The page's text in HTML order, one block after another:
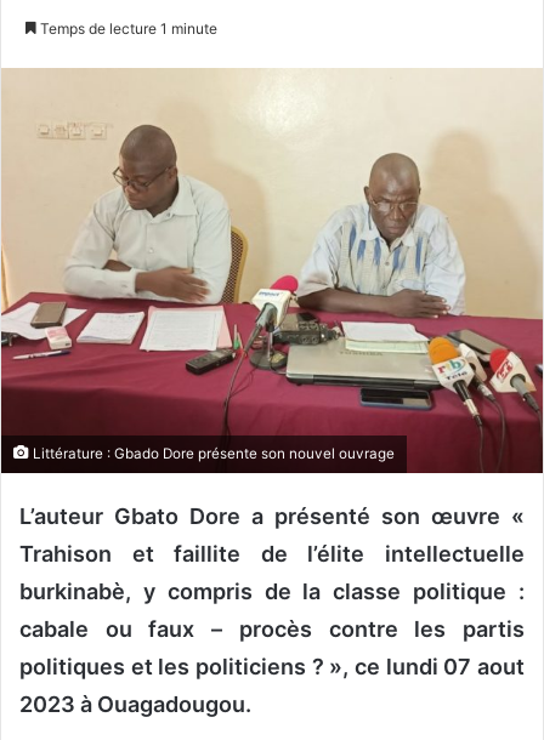
c
o
u
r
r
i
l
Temps de lecture 1 minute
Littérature : Gbado Dore présente son nouvel ouvrage
L’auteur Gbato Dore a présenté son œuvre «
Trahison et faillite de l’élite intellectuelle
burkinabè, y compris de la classe politique :
cabale ou faux – procès contre les partis
politiques et les politiciens ? », ce lundi 07 aout
2023 à Ouagadougou.